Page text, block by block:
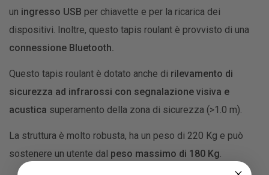
un ingresso USB per chiavette e per la ricarica dei
dispositivi. Inoltre, questo tapis roulant è provvisto di una
connessione Bluetooth.
Questo tapis roulant è dotato anche di rilevamento di
sicurezza ad infrarossi con segnalazione visiva e
acustica superamento della zona di sicurezza (>1.0 m).
La struttura è molto robusta, ha un peso di 220 Kg e può
sostenere un utente dal peso massimo di 180 Kg.